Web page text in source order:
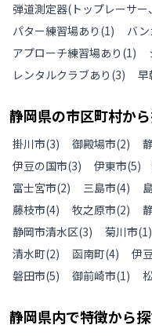
弾道測定器(トップレーサ
パター練習場あり (1) バ
アプローチ練習場あり (1)
レンタルクラブあり (3) 早
静岡県の市区町村か
掛川市(3) 御殿場市(2)
伊豆の国市(3) 伊東市(5)
富士宮市(2) 三島市(4)
藤枝市(4) 牧之原市(2)
静岡市清水区(3) 菊川市(1)
清水町(2) 函南町(4) 伊
磐田市(5) 御前崎市(1)
静岡県内で特徴から